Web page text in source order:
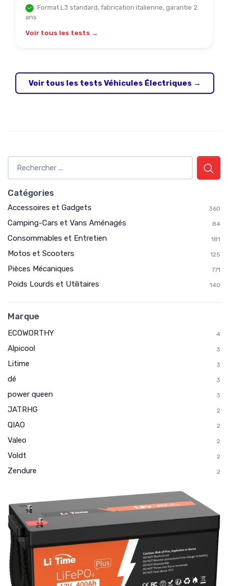
Format L3 standard, fabrication italienne, garantie 2
ans
Voir tous les tests →
Voir tous les tests Véhicules Électriques →
Catégories
Accessoires et Gadgets 360
Camping-Cars et Vans Aménagés 84
Consommables et Entretien 181
Motos et Scooters 125
Pièces Mécaniques 771
Poids Lourds et Utilitaires 140
Marque
ECOWORTHY 4
Alpicool 3
Litime 3
dé 3
power queen 3
JATRHG 2
QIAO 2
Valeo 2
Voldt 2
Zendure 2